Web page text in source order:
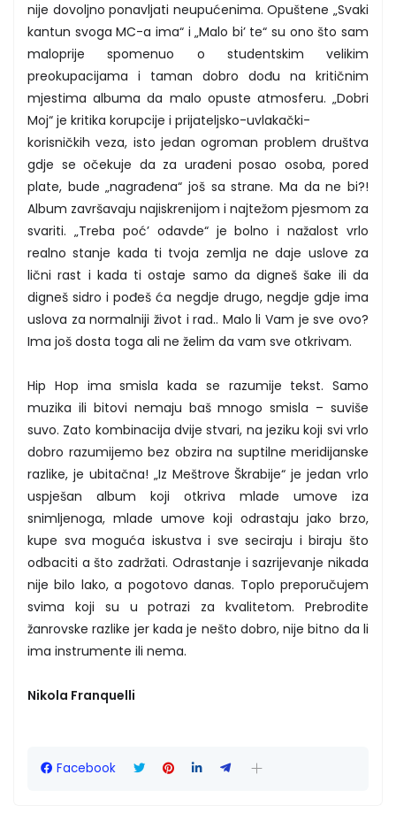
nije dovoljno ponavljati neupućenima. Opuštene „Svaki
kantun svoga MC-a ima“ i „Malo bi’ te“ su ono što sam
maloprije spomenuo o studentskim velikim
preokupacijama i taman dobro dođu na kritičnim
mjestima albuma da malo opuste atmosferu. „Dobri
Moj“ je kritika korupcije i prijateljsko-uvlakački-
korisničkih veza, isto jedan ogroman problem društva
gdje se očekuje da za urađeni posao osoba, pored
plate, bude „nagrađena“ još sa strane. Ma da ne bi?!
Album završavaju najiskrenijom i najtežom pjesmom za
svariti. „Treba poć’ odavde“ je bolno i nažalost vrlo
realno stanje kada ti tvoja zemlja ne daje uslove za
lični rast i kada ti ostaje samo da digneš šake ili da
digneš sidro i pođeš ća negdje drugo, negdje gdje ima
uslova za normalniji život i rad.. Malo li Vam je sve ovo?
Ima još dosta toga ali ne želim da vam sve otkrivam.
Hip Hop ima smisla kada se razumije tekst. Samo
muzika ili bitovi nemaju baš mnogo smisla – suviše
suvo. Zato kombinacija dvije stvari, na jeziku koji svi vrlo
dobro razumijemo bez obzira na suptilne meridijanske
razlike, je ubitačna! „Iz Meštrove Škrabije“ je jedan vrlo
uspješan album koji otkriva mlade umove iza
snimljenoga, mlade umove koji odrastaju jako brzo,
kupe sva moguća iskustva i sve seciraju i biraju što
odbaciti a što zadržati. Odrastanje i sazrijevanje nikada
nije bilo lako, a pogotovo danas. Toplo preporučujem
svima koji su u potrazi za kvalitetom. Prebrodite
žanrovske razlike jer kada je nešto dobro, nije bitno da li
ima instrumente ili nema.
Nikola Franquelli
Facebook